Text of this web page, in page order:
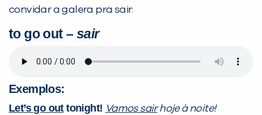
convidar a galera pra sair:
to go out– sair
Exemplos:
Let’s go outtonight! Vamos sairhoje à noite!
Você é aluno inFlux?